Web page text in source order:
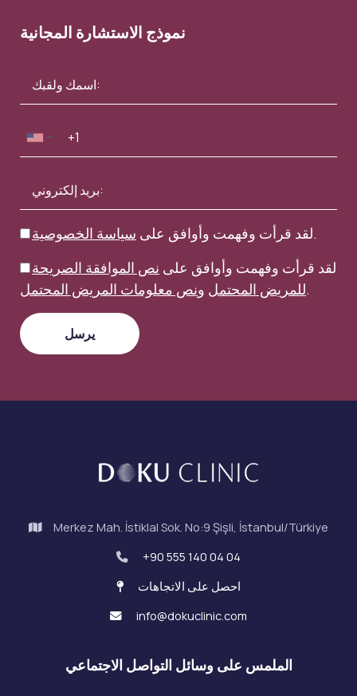
نموذج الاستشارة المجانية
لقد قرأت وفهمت وأوافق على سياسة الخصوصية
.
لقد قرأت وفهمت وأوافق على نص الموافقة الصريحة
للمريض المحتمل ونص معلومات المريض المحتمل .
Merkez Mah. İstiklal Sok. No:9 Şişli, İstanbul/Türkiye
+90 555 140 04 04
احصل على الاتجاهات
info@dokuclinic.com
الملمس على وسائل التواصل الاجتماعي